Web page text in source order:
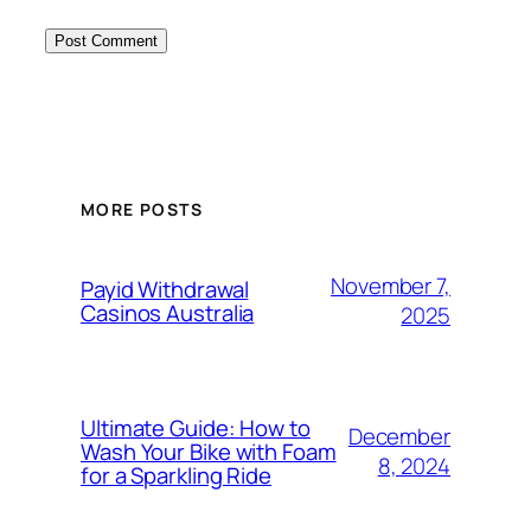
MORE POSTS
Payid Withdrawal
Casinos Australia
November 7,
2025
Ultimate Guide: How to
Wash Your Bike with Foam
for a Sparkling Ride
December
8, 2024